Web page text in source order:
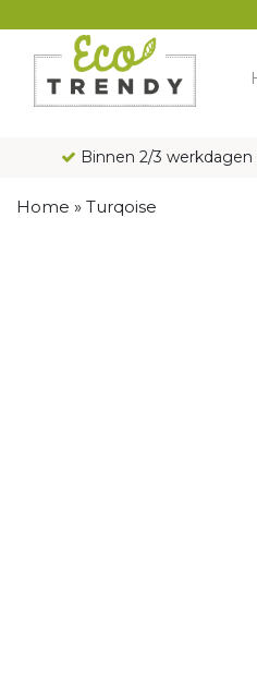
Main
Binnen 2/3 werkdagen
Home » Turqoise